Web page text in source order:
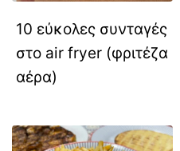
10 εύκολες συνταγές
στο air fryer (φριτέζα
αέρα)